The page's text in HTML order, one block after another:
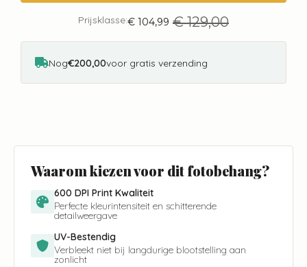
Prijsklasse: €129,00
Oorspronkelijke
€ 129,00.
€ 104,99
Huidige
€ 104,99.
Nog€200,00voor gratis verzending
Waarom kiezen voor dit fotobehang?
600 DPI Print Kwaliteit
Perfecte kleurintensiteit en schitterende
detailweergave
UV-Bestendig
Verbleekt niet bij langdurige blootstelling aan
zonlicht